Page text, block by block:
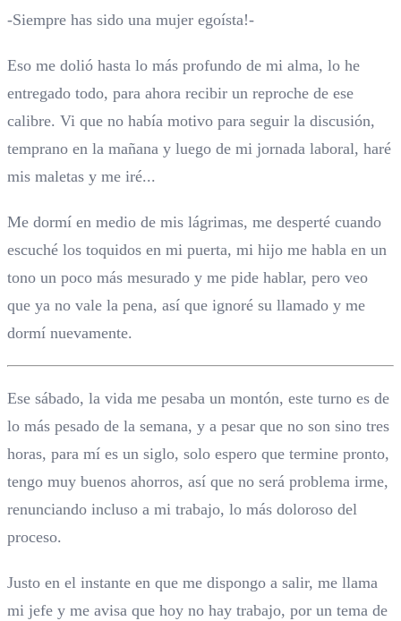
-Siempre has sido una mujer egoísta!-
Eso me dolió hasta lo más profundo de mi alma, lo he
entregado todo, para ahora recibir un reproche de ese
calibre. Vi que no había motivo para seguir la discusión,
temprano en la mañana y luego de mi jornada laboral, haré
mis maletas y me iré...
Me dormí en medio de mis lágrimas, me desperté cuando
escuché los toquidos en mi puerta, mi hijo me habla en un
tono un poco más mesurado y me pide hablar, pero veo
que ya no vale la pena, así que ignoré su llamado y me
dormí nuevamente.
Ese sábado, la vida me pesaba un montón, este turno es de
lo más pesado de la semana, y a pesar que no son sino tres
horas, para mí es un siglo, solo espero que termine pronto,
tengo muy buenos ahorros, así que no será problema irme,
renunciando incluso a mi trabajo, lo más doloroso del
proceso.
Justo en el instante en que me dispongo a salir, me llama
mi jefe y me avisa que hoy no hay trabajo, por un tema de